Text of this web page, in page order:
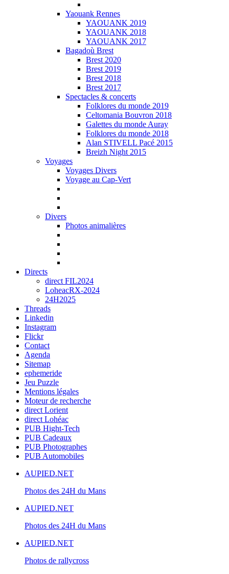
Yaouank Rennes
YAOUANK 2019
YAOUANK 2018
YAOUANK 2017
Bagadoù Brest
Brest 2020
Brest 2019
Brest 2018
Brest 2017
Spectacles & concerts
Folklores du monde 2019
Celtomania Bouvron 2018
Galettes du monde Auray
Folklores du monde 2018
Alan STIVELL Pacé 2015
Breizh Night 2015
Voyages
Voyages Divers
Voyage au Cap-Vert
Divers
Photos animalières
Directs
direct FIL2024
LoheacRX-2024
24H2025
Threads
Linkedin
Instagram
Flickr
Contact
Agenda
Sitemap
ephemeride
Jeu Puzzle
Mentions légales
Moteur de recherche
direct Lorient
direct Lohéac
PUB Hight-Tech
PUB Cadeaux
PUB Photographes
PUB Automobiles
AUPIED.NET
Photos des 24H du Mans
AUPIED.NET
Photos des 24H du Mans
AUPIED.NET
Photos de rallycross